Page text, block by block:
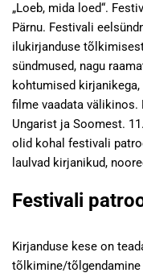
„Loeb, mida loed“.
Pärnu. Festivali
ilukirjanduse
sündmused, nagu
kohtumised
filme vaadata
Ungarist ja Soomest.
olid kohal festivali
laulvad kirjanikud,
Festivali
Kirjanduse kese on
tõlkimine/